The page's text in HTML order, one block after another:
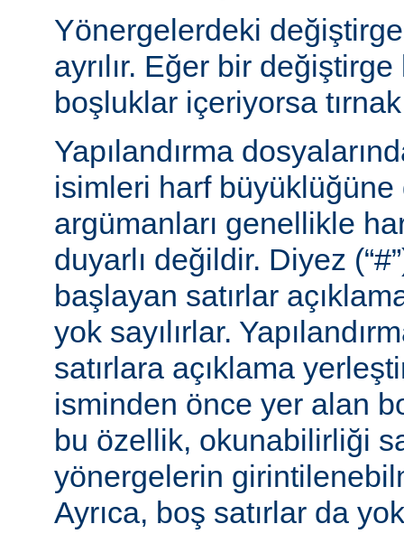
Yönergelerdeki
ayrılır. Eğer bir
boşluklar içeriyorsa tırnak
Yapılandırma
isimleri harf büyüklüğüne
argümanları genellikle
duyarlı değildir. Diyez
başlayan satırlar
yok sayılırlar.
satırlara açıklama
isminden önce yer alan
bu özellik, okunabilirliği
yönergelerin
Ayrıca, boş satırlar da